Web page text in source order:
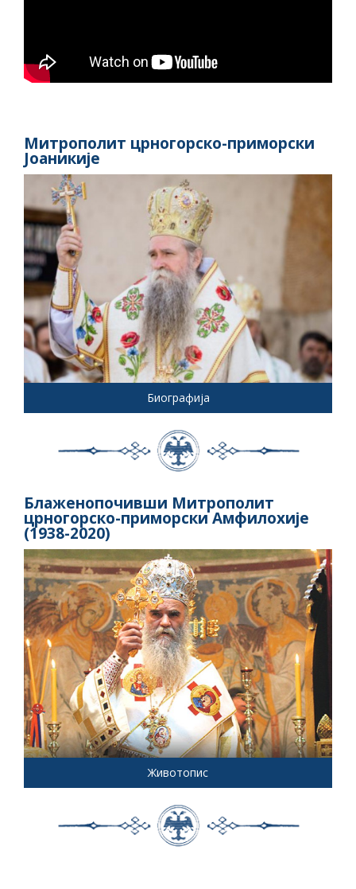
Митрополит црногорско-приморски
Јоаникије
Биографија
Блаженопочивши Митрополит
црногорско-приморски Амфилохије
(1938-2020)
Животопис